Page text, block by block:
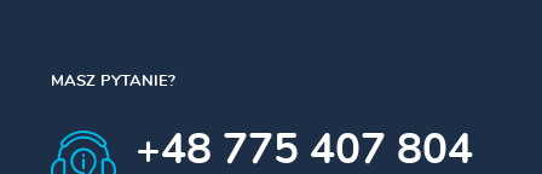
MASZ PYTANIE?
+48 775 407 804